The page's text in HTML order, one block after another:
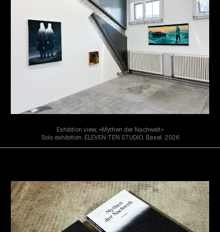
Exhibtion view, «Mythen der Nachwelt»
Solo exhibition, ELEVEN TEN STUDIO, Basel, 2026